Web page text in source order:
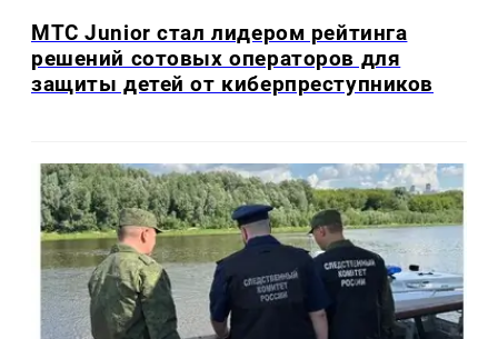
МТС Junior стал лидером рейтинга
решений сотовых операторов для
защиты детей от киберпреступников